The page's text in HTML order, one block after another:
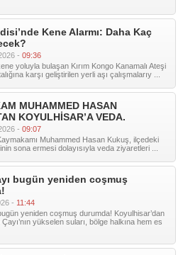
Kene Alarmı: Daha Kaç
- 09:36
yoluyla bulaşan Kırım Kongo Kanamalı Ateşi
karşı geliştirilen yerli aşı çalışmalarıy ...
MUHAMMED HASAN
KOYULHİSAR’A VEDA.
- 09:07
Muhammed Hasan Kukuş, ilçedeki
sona ermesi dolayısıyla veda ziyaretleri ...
bugün yeniden coşmuş
- 11:44
yeniden coşmuş durumda! Koyulhisar’dan
yükselen suları, bölge halkına hem es